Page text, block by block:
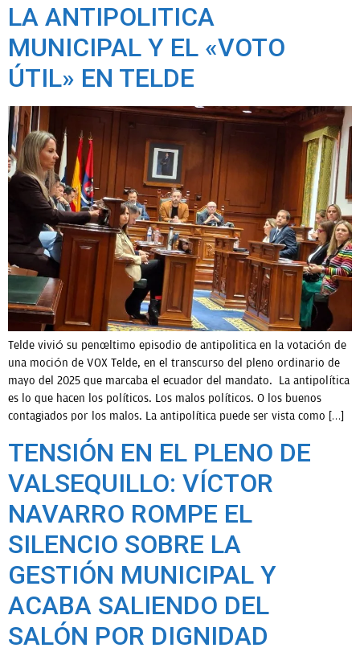
LA ANTIPOLITICA
MUNICIPAL Y EL «VOTO
ÚTIL» EN TELDE
Telde vivió su penúltimo episodio de antipolitica en la votación de
una moción de VOX Telde, en el transcurso del pleno ordinario de
mayo del 2025 que marcaba el ecuador del mandato. La antipolítica
es lo que hacen los políticos. Los malos políticos. O los buenos
contagiados por los malos. La antipolítica puede ser vista como […]
TENSIÓN EN EL PLENO DE
VALSEQUILLO: VÍCTOR
NAVARRO ROMPE EL
SILENCIO SOBRE LA
GESTIÓN MUNICIPAL Y
ACABA SALIENDO DEL
SALÓN POR DIGNIDAD